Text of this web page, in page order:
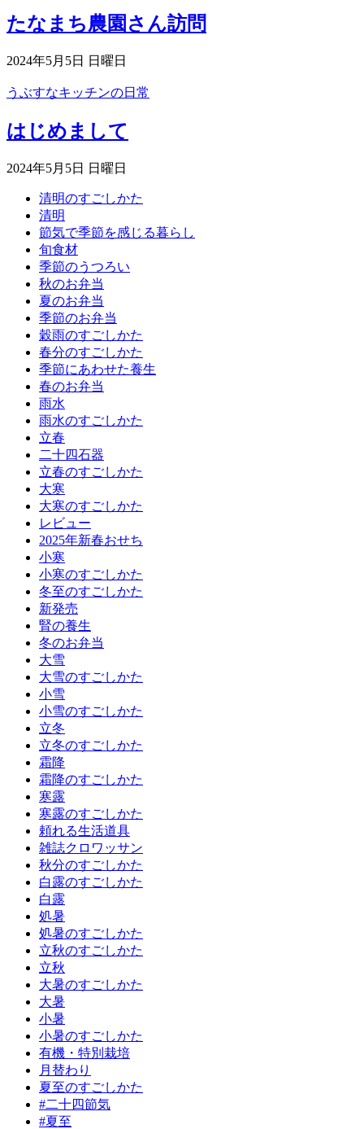
たなまち農園さん訪問
2024年5月5日 日曜日
うぶすなキッチンの日常
はじめまして
2024年5月5日 日曜日
清明のすごしかた
清明
節気で季節を感じる暮らし
旬食材
季節のうつろい
秋のお弁当
夏のお弁当
季節のお弁当
穀雨のすごしかた
春分のすごしかた
季節にあわせた養生
春のお弁当
雨水
雨水のすごしかた
立春
二十四石器
立春のすごしかた
大寒
大寒のすごしかた
レビュー
2025年新春おせち
小寒
小寒のすごしかた
冬至のすごしかた
新発売
腎の養生
冬のお弁当
大雪
大雪のすごしかた
小雪
小雪のすごしかた
立冬
立冬のすごしかた
霜降
霜降のすごしかた
寒露
寒露のすごしかた
頼れる生活道具
雑誌クロワッサン
秋分のすごしかた
白露のすごしかた
白露
処暑
処暑のすごしかた
立秋のすごしかた
立秋
大暑のすごしかた
大暑
小暑
小暑のすごしかた
有機・特別栽培
月替わり
夏至のすごしかた
#二十四節気
#夏至